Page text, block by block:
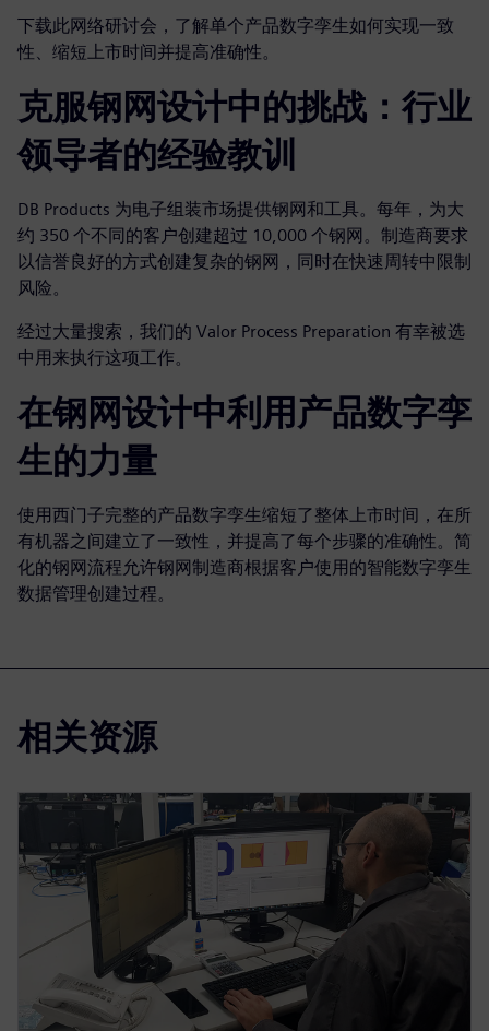
下载此网络研讨会，了解单个产品数字孪生如何实现一致
性、缩短上市时间并提高准确性。
克服钢网设计中的挑战：行业
领导者的经验教训
DB Products 为电子组装市场提供钢网和工具。每年，为大
约 350 个不同的客户创建超过 10,000 个钢网。制造商要求
以信誉良好的方式创建复杂的钢网，同时在快速周转中限制
风险。
经过大量搜索，我们的 Valor Process Preparation 有幸被选
中用来执行这项工作。
在钢网设计中利用产品数字孪
生的力量
使用西门子完整的产品数字孪生缩短了整体上市时间，在所
有机器之间建立了一致性，并提高了每个步骤的准确性。简
化的钢网流程允许钢网制造商根据客户使用的智能数字孪生
数据管理创建过程。
相关资源